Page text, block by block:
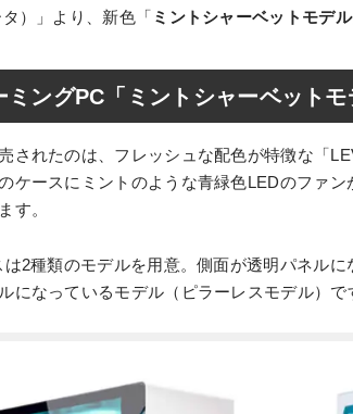
）」より、新色「 ミントシャーベットモデル
ミングPC「ミントシャーベットモ
されたのは、フレッシュな配色が特徴な「
ケースにミントのような青緑色LEDのファ
す。
は2種類のモデルを用意。側面が透明パネル
になっているモデル（ピラーレスモデル）で